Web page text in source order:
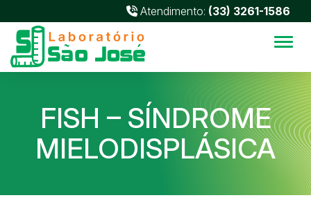
Atendimento: (33) 3261-1586
FISH – SÍNDROME
MIELODISPLÁSICA